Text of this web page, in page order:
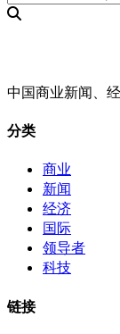
中国商业新闻、
分类
商业
新闻
经济
国际
领导者
科技
链接